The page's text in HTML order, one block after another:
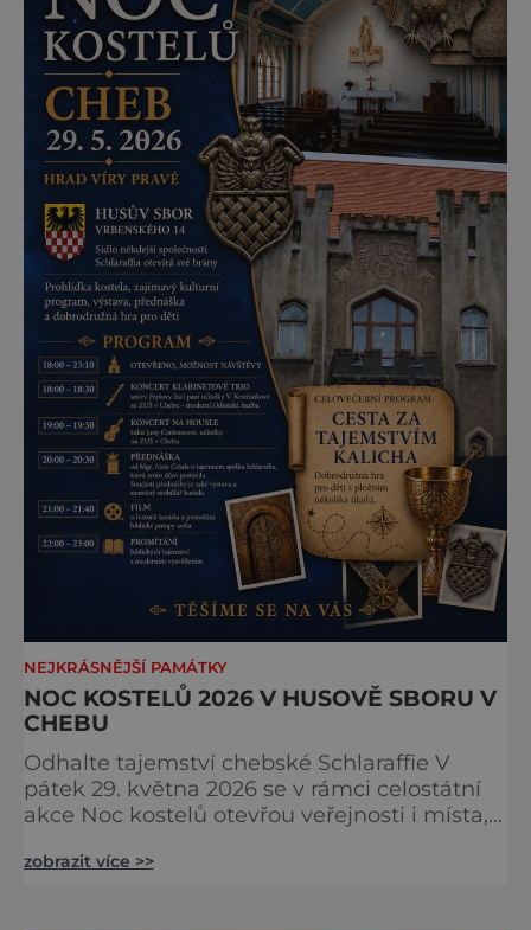
NEJKRÁSNĚJŠÍ PAMÁTKY
NOC KOSTELŮ 2026 V HUSOVĚ SBORU V
CHEBU
Odhalte tajemství chebské Schlaraffie V
pátek 29. května 2026 se v rámci celostátní
akce Noc kostelů otevřou veřejnosti i místa,
nejzajímavějších bude bezesporu Husův
zobrazit více >>